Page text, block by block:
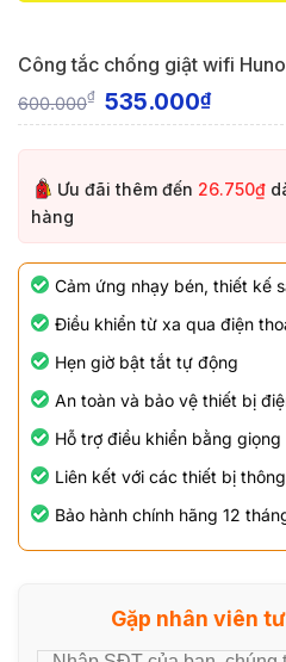
Công tắc chống giật wifi
600.000₫ 535.000₫
Ưu đãi thêm đến 26.750₫
hàng
Cảm ứng nhạy bén, thiết kế
Điều khiển từ xa qua điện
Hẹn giờ bật tắt tự động
An toàn và bảo vệ thiết bị
Hỗ trợ điều khiển bằng giọng
Liên kết với các thiết bị
Bảo hành chính hãng 12
Gặp nhân viên